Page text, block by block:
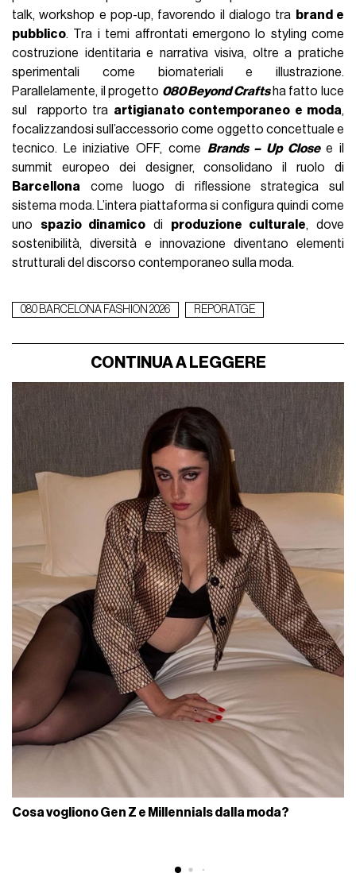
talk, workshop e pop-up, favorendo il dialogo tra brand e
pubblico. Tra i temi affrontati emergono lo styling come
costruzione identitaria e narrativa visiva, oltre a pratiche
sperimentali come biomateriali e illustrazione.
Parallelamente, il progetto 080 Beyond Craftsha fatto luce
sul rapporto tra artigianato contemporaneo e moda,
focalizzandosi sull’accessorio come oggetto concettuale e
tecnico. Le iniziative OFF, come Brands – Up Close e il
summit europeo dei designer, consolidano il ruolo di
Barcellona come luogo di riflessione strategica sul
sistema moda. L’intera piattaforma si configura quindi come
uno spazio dinamico di produzione culturale, dove
sostenibilità, diversità e innovazione diventano elementi
strutturali del discorso contemporaneo sulla moda.
080 BARCELONA FASHION 2026 REPORATGE
CONTINUA A LEGGERE
Cosa vogliono Gen Z e Millennials dalla moda?